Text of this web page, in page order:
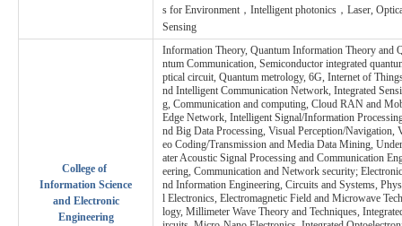
s for Environment，Intelligent photonics，Laser,
Sensing
College of
Information Science
and Electronic
Engineering
Information Theory, Quantum Information Theory and
ntum Communication, Semiconductor integrated
ptical circuit, Quantum metrology, 6G, Internet of
nd Intelligent Communication Network, Integrated
g, Communication and computing, Cloud RAN and
Edge Network, Intelligent Signal/Information
nd Big Data Processing, Visual Perception/Navigation,
eo Coding/Transmission and Media Data Mining,
ater Acoustic Signal Processing and Communication
eering, Communication and Network security;
nd Information Engineering, Circuits and Systems,
l Electronics, Electromagnetic Field and Microwave
logy, Millimeter Wave Theory and Techniques,